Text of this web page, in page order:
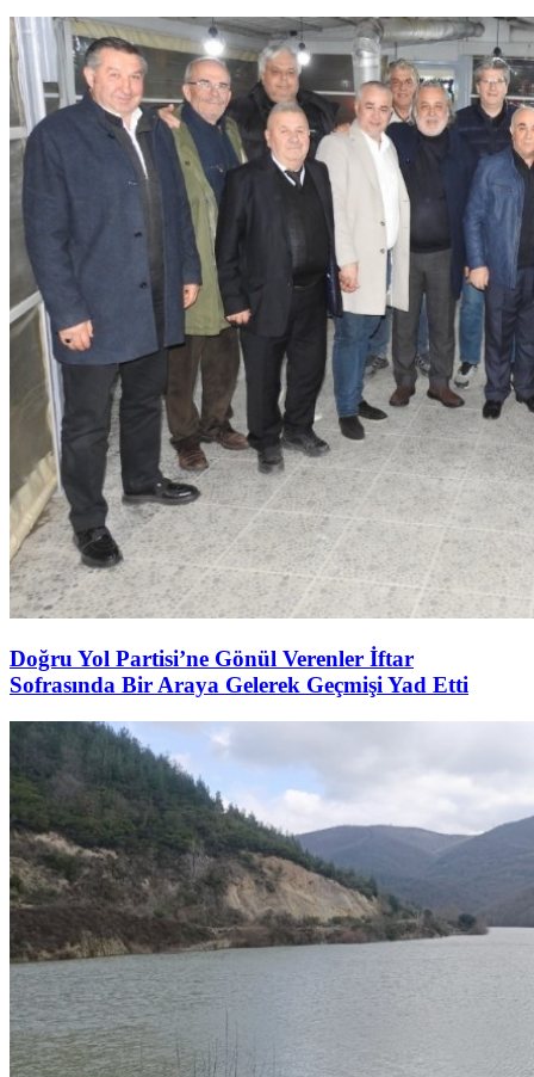
Doğru Yol Partisi’ne Gönül Verenler İftar
Sofrasında Bir Araya Gelerek Geçmişi Yad Etti